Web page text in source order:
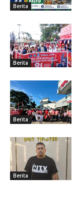
Berita
Berita
Berita
Berita